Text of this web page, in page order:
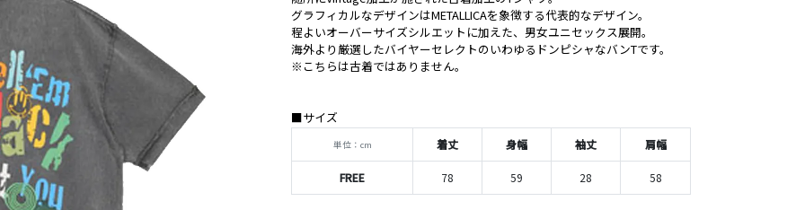
グラフィカルなデザインはMETALLICAを象徴する代表的なデザイン。
程よいオーバーサイズシルエットに加えた、男女ユニセックス展開。
海外より厳選したバイヤーセレクトのいわゆるドンピシャなバンTです。
※こちらは古着ではありません。
■サイズ
単位：cm 着丈 身幅 袖丈 肩幅
FREE 78 59 28 58